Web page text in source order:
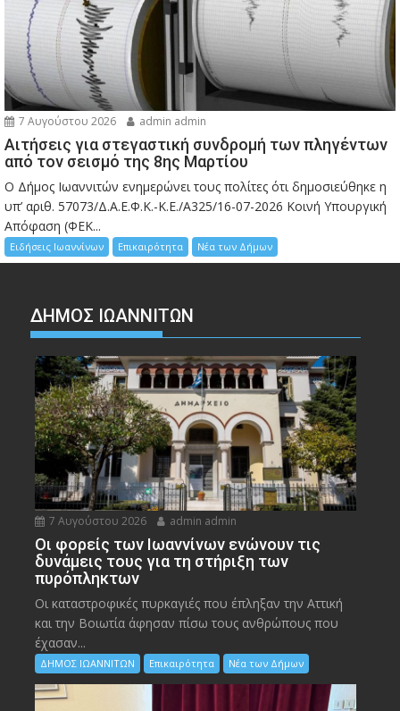
7 Αυγούστου 2026 admin admin
Αιτήσεις για στεγαστική συνδρομή των πληγέντων
από τον σεισμό της 8ης Μαρτίου
Ο Δήμος Ιωαννιτών ενημερώνει τους πολίτες ότι δημοσιεύθηκε η
υπ’ αριθ. 57073/Δ.Α.Ε.Φ.Κ.-Κ.Ε./Α325/16-07-2026 Κοινή Υπουργική
Απόφαση (ΦΕΚ...
Ειδήσεις Ιωαννίνων Επικαιρότητα Νέα των Δήμων
ΔΗΜΟΣ ΙΩΑΝΝΙΤΩΝ
7 Αυγούστου 2026 admin admin
Οι φορείς των Ιωαννίνων ενώνουν τις
δυνάμεις τους για τη στήριξη των
πυρόπληκτων
Οι καταστροφικές πυρκαγιές που έπληξαν την Αττική
και την Bοιωτία άφησαν πίσω τους ανθρώπους που
έχασαν...
ΔΗΜΟΣ ΙΩΑΝΝΙΤΩΝ Επικαιρότητα Νέα των Δήμων